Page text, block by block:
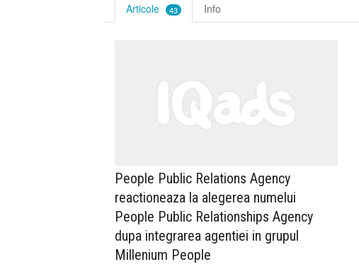
Articole 43 Info
People Public Relations Agency
reactioneaza la alegerea numelui
People Public Relationships Agency
dupa integrarea agentiei in grupul
Millenium People